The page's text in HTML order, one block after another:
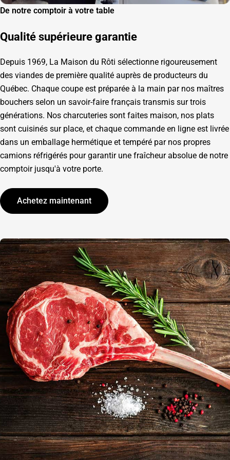
De notre comptoir à votre table
Qualité supérieure garantie
Depuis 1969, La Maison du Rôti sélectionne rigoureusement
des viandes de première qualité auprès de producteurs du
Québec. Chaque coupe est préparée à la main par nos maîtres
bouchers selon un savoir-faire français transmis sur trois
générations. Nos charcuteries sont faites maison, nos plats
sont cuisinés sur place, et chaque commande en ligne est livrée
dans un emballage hermétique et tempéré par nos propres
camions réfrigérés pour garantir une fraîcheur absolue de notre
comptoir jusqu'à votre porte.
Achetez maintenant